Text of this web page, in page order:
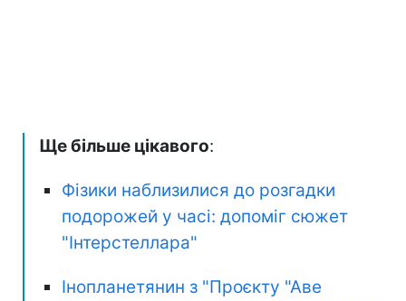
Ще більше цікавого:
Фізики наблизилися до розгадки
подорожей у часі: допоміг сюжет
"Інтерстеллара"
Інопланетянин з "Проєкту "Аве